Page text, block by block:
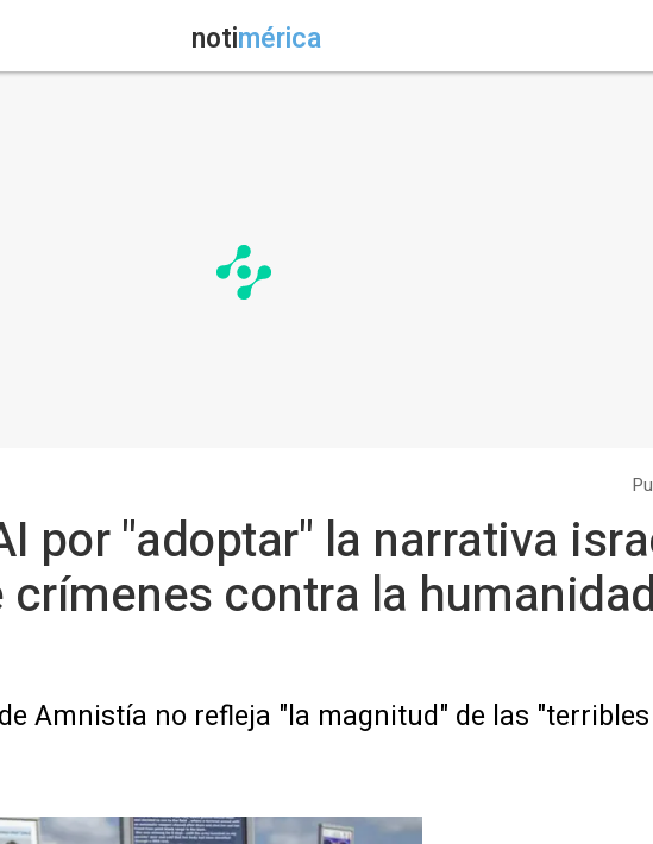
notimérica
por "adoptar" la narrativa
contra la
Amnistía no refleja "la magnitud" de las